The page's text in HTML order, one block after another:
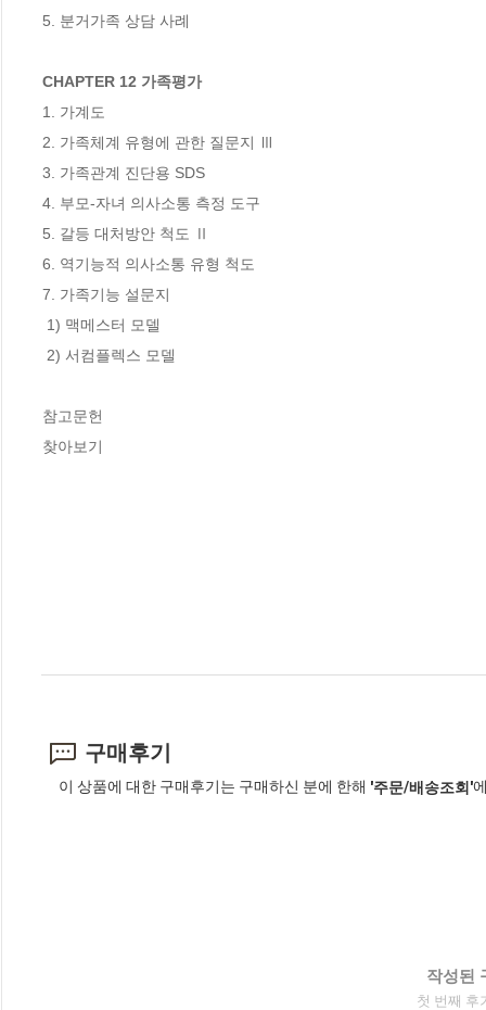
5. 분거가족 상담 사례
CHAPTER 12 가족평가
1. 가계도
2. 가족체계 유형에 관한 질문지 Ⅲ
3. 가족관계 진단용 SDS
4. 부모-자녀 의사소통 측정 도구
5. 갈등 대처방안 척도 Ⅱ
6. 역기능적 의사소통 유형 척도
7. 가족기능 설문지
참고문헌
찾아보기
구매후기
이 상품에 대한 구매후기는 구매하신 분에 한해 '주문/배송조회'
작성된
첫 번째 후